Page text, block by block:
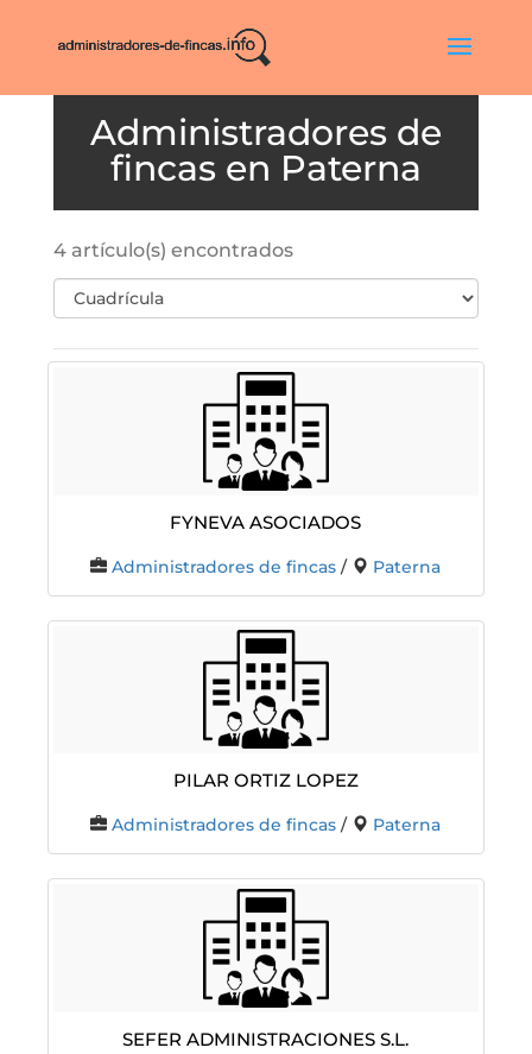
Paterna
4 artículo(s) encontrados
FYNEVA ASOCIADOS
Administradores de fincas / Paterna
Pilar Ortiz Lopez
Administradores de fincas / Paterna
SEFER ADMINISTRACIONES S.L.